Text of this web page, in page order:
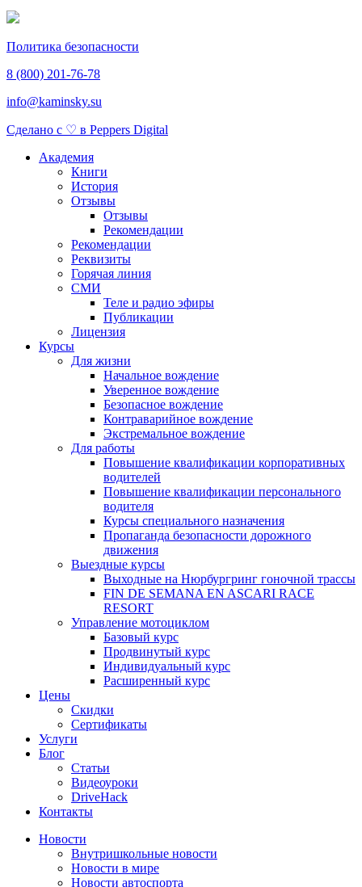
Политика безопасности
8 (800) 201-76-78
info@kaminsky.su
Сделано с ♡ в Peppers Digital
Академия
Книги
История
Отзывы
Отзывы
Рекомендации
Рекомендации
Реквизиты
Горячая линия
СМИ
Теле и радио эфиры
Публикации
Лицензия
Курсы
Для жизни
Начальное вождение
Уверенное вождение
Безопасное вождение
Контраварийное вождение
Экстремальное вождение
Для работы
Повышение квалификации корпоративных
водителей
Повышение квалификации персонального
водителя
Курсы специального назначения
Пропаганда безопасности дорожного
движения
Выездные курсы
Выходные на Нюрбургринг гоночной трассы
FIN DE SEMANA EN ASCARI RACE
RESORT
Управление мотоциклом
Базовый курс
Продвинутый курс
Индивидуальный курс
Расширенный курс
Цены
Скидки
Сертификаты
Услуги
Блог
Cтатьи
Видеоуроки
DriveHack
Контакты
Новости
Внутришкольные новости
Новости в мире
Новости автоспорта